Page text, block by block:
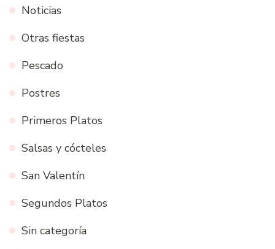
Noticias
Otras fiestas
Pescado
Postres
Primeros Platos
Salsas y cócteles
San Valentín
Segundos Platos
Sin categoría